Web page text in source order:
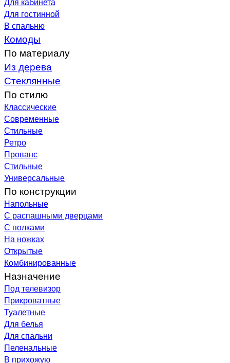
Для гостинной
В спальню
Комоды
По материалу
Из дерева
Стеклянные
По стилю
Классические
Современные
Стильные
Ретро
Прованс
Стильные
Универсальные
По конструкции
Напольные
С распашными дверцами
С полками
На ножках
Открытые
Комбинированные
Назначение
Под телевизор
Прикроватные
Туалетные
Для белья
Для спальни
Пеленальные
В прихожую